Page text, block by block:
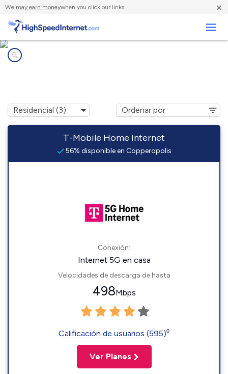
We may earn moneywhen you click our links. ×
T-Mobile Home Internet
56% disponible en Copperopolis
Conexión:
Internet 5G en casa
Velocidades de descarga de hasta
498Mbps
Calificación de usuarios (595)◊
Ver Planes